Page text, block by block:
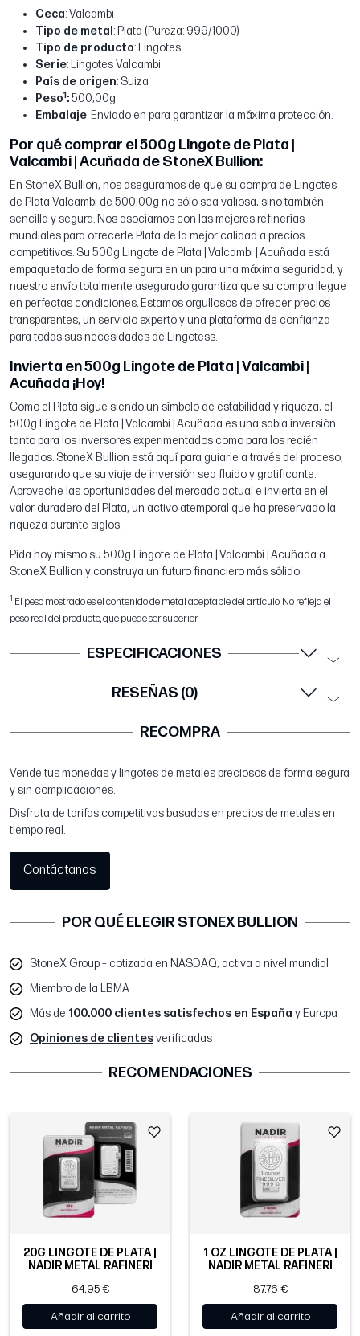
Ceca: Valcambi
Tipo de metal : Plata (Pureza: 999/1000)
Tipo de producto: Lingotes
Serie: Lingotes Valcambi
País de origen: Suiza
Peso1:500,00g
Embalaje: Enviado en para garantizar la máxima protección.
Por qué comprar el 500g Lingote de Plata |
Valcambi | Acuñada de StoneX Bullion:
En StoneX Bullion, nos aseguramos de que su compra de Lingotes
de Plata Valcambi de 500,00g no sólo sea valiosa, sino también
sencilla y segura. Nos asociamos con las mejores refinerías
mundiales para ofrecerle Plata de la mejor calidad a precios
competitivos. Su 500g Lingote de Plata | Valcambi | Acuñada está
empaquetado de forma segura en un para una máxima seguridad, y
nuestro envío totalmente asegurado garantiza que su compra llegue
en perfectas condiciones. Estamos orgullosos de ofrecer precios
transparentes, un servicio experto y una plataforma de confianza
para todas sus necesidades de Lingotess.
Invierta en 500g Lingote de Plata | Valcambi |
Acuñada ¡Hoy!
Como el Plata sigue siendo un símbolo de estabilidad y riqueza, el
500g Lingote de Plata | Valcambi | Acuñada es una sabia inversión
tanto para los inversores experimentados como para los recién
llegados. StoneX Bullion está aquí para guiarle a través del proceso,
asegurando que su viaje de inversión sea fluido y gratificante.
Aproveche las oportunidades del mercado actual e invierta en el
valor duradero del Plata, un activo atemporal que ha preservado la
riqueza durante siglos.
Pida hoy mismo su 500g Lingote de Plata | Valcambi | Acuñada a
StoneX Bullion y construya un futuro financiero más sólido.
1 El peso mostrado es el contenido de metal aceptable del artículo. No refleja el
peso real del producto, que puede ser superior.
ESPECIFICACIONES
RESEÑAS (0)
RECOMPRA
Vende tus monedas y lingotes de metales preciosos de forma segura
y sin complicaciones.
Disfruta de tarifas competitivas basadas en precios de metales en
tiempo real.
Contáctanos
POR QUÉ ELEGIR STONEX BULLION
StoneX Group – cotizada en NASDAQ, activa a nivel mundial
Miembro de la LBMA
Más de 100.000 clientes satisfechos en España y Europa
Opiniones de clientesverificadas
RECOMENDACIONES
20G LINGOTE DE PLATA |
NADIR METAL RAFINERI
64,95 €
Añadir al carrito
1 OZ LINGOTE DE PLATA |
NADIR METAL RAFINERI
87,76 €
Añadir al carrito